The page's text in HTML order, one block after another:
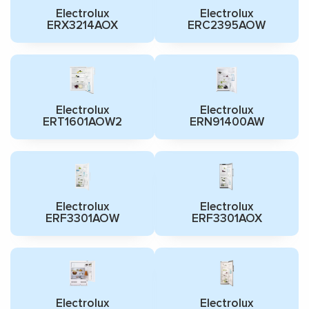
Electrolux
ERX3214AOX
Electrolux
ERC2395AOW
Electrolux
ERT1601AOW2
Electrolux
ERN91400AW
Electrolux
ERF3301AOW
Electrolux
ERF3301AOX
Electrolux
Electrolux